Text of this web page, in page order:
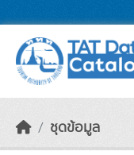
ชุดข้อมูล